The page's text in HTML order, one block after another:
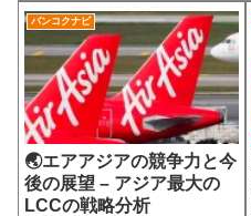
バンコクナビ
🌏エアアジアの競争力と今
後の展望 – アジア最大の
LCCの戦略分析